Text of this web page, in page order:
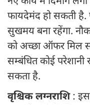
फायदेमंद हो सकती है.
सुखमय बना रहेंगा.
को अच्छा ऑफर मिल
सम्बंधित कोई परेशानी
सकता है.
वृश्चिक लग्नराशि: